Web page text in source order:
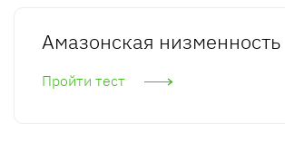
Амазонская низменность
Пройти тест